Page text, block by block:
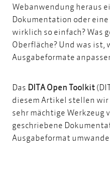
Webanwendung heraus
Dokumentation oder
wirklich so einfach? Was
Oberfläche? Und was ist,
Ausgabeformate
Das DITA Open Toolkit
diesem Artikel stellen
sehr mächtige Werkzeug
geschriebene
Ausgabeformat